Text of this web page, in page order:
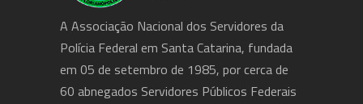
A Associação Nacional dos Servidores da
Polícia Federal em Santa Catarina, fundada
em 05 de setembro de 1985, por cerca de
60 abnegados Servidores Públicos Federais